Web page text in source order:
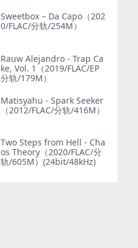
Sweetbox – Da Capo（202
0/FLAC/分轨/254M）
Rauw Alejandro - Trap Ca
ke, Vol. 1（2019/FLAC/EP
分轨/179M）
Matisyahu - Spark Seeker
（2012/FLAC/分轨/416M）
Two Steps from Hell - Cha
os Theory（2020/FLAC/分
轨/605M）(24bit/48kHz)